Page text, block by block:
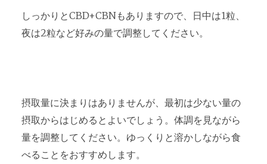
しっかりとCBD+CBNもありますので、日中は1粒、
夜は2粒など好みの量で調整してください。
摂取量に決まりはありませんが、最初は少ない量の
摂取からはじめるとよいでしょう。体調を見ながら
量を調整してください。ゆっくりと溶かしながら食
べることをおすすめします。